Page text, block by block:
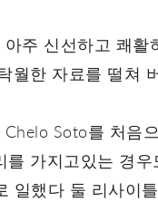
주 신선하고 쾌
월한 자료를 떨쳐
Soto를 처
가지고있는 경
일했다 둘 리사이